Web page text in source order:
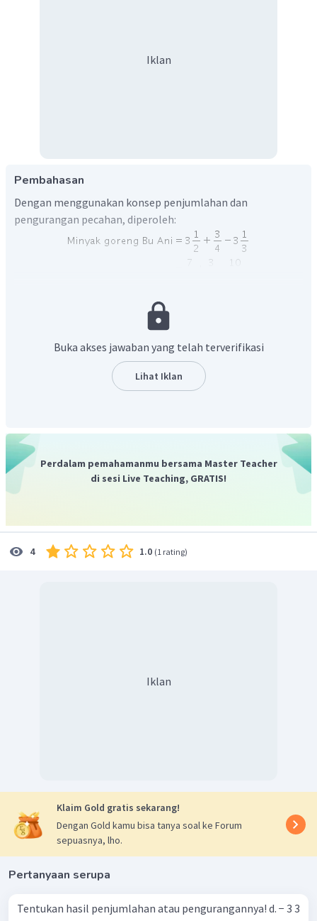
Iklan
Pembahasan
Dengan menggunakan konsep penjumlahan dan
pengurangan pecahan, diperoleh:
Oleh karena itu, jawaban yang benar adalah C.
Buka akses jawaban yang telah terverifikasi
Lihat Iklan
Perdalam pemahamanmu bersama Master Teacher
di sesi Live Teaching, GRATIS!
4 1.0 (1 rating)
Iklan
Klaim Gold gratis sekarang!
Dengan Gold kamu bisa tanya soal ke Forum
sepuasnya, lho.
Pertanyaan serupa
Tentukan hasil penjumlahan atau pengurangannya! d. − 3 3